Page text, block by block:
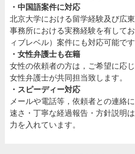
・中国語案件に対応
北京大学における留学経験及び広
事務所における実務経験を有して
ィブレベル）案件にも対応可能です
・女性弁護士も在籍
女性の依頼者の方は，ご希望に応
女性弁護士が共同担当致します。
・スピーディー対応
メールや電話等，依頼者との連絡
速さ・丁寧な経過報告・方針説明
力を入れています。